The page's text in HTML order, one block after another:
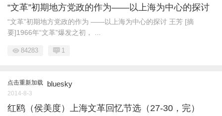
“文革”初期地方党政的作为——以上海为中心的探讨
“文革”初期地方党政的作为 ——以上海为中心的探讨 王芳 [摘
要]1966年“文革”爆发之初， ...
84283 1
点击重新加载 bluesky
2014-8-3
红鸥（侯美度）上海文革回忆节选（27-30，完）